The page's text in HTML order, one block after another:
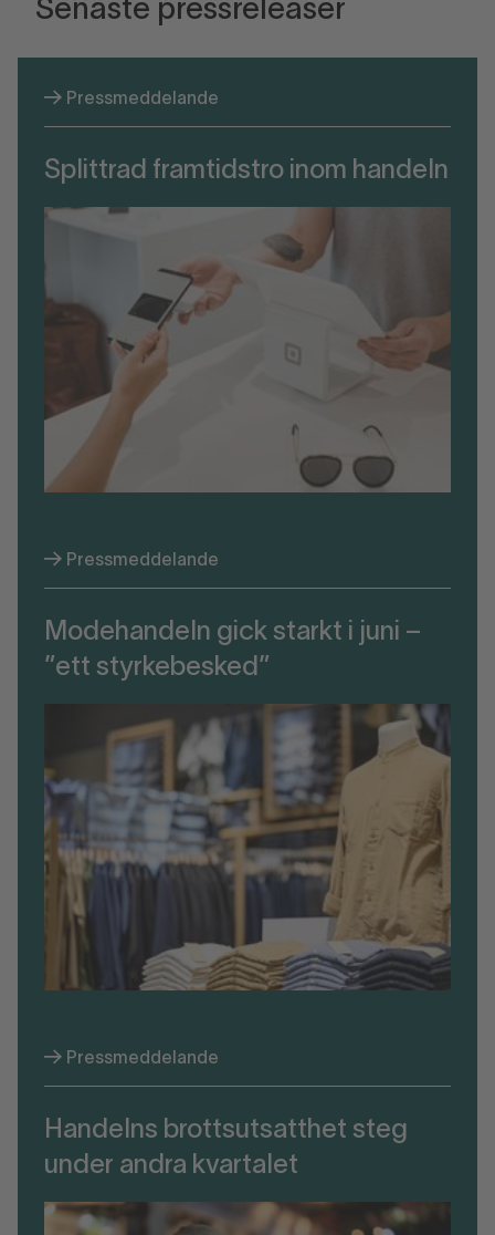
Senaste pressreleaser
Pressmeddelande
Splittrad framtidstro inom handeln
Pressmeddelande
Modehandeln gick starkt i juni –
”ett styrkebesked”
Pressmeddelande
Handelns brottsutsatthet steg
under andra kvartalet